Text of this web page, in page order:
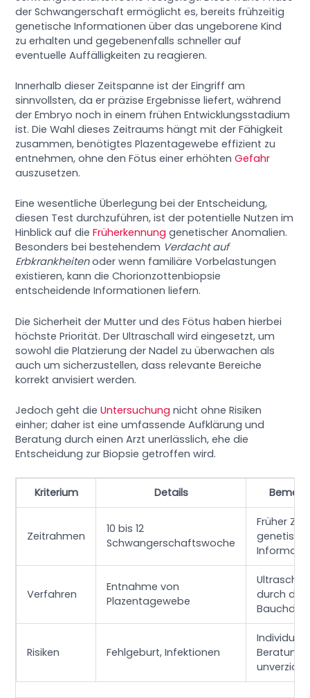
der Schwangerschaft ermöglicht es, bereits frühzeitig
genetische Informationen über das ungeborene Kind
zu erhalten und gegebenenfalls schneller auf
eventuelle Auffälligkeiten zu reagieren.
Innerhalb dieser Zeitspanne ist der Eingriff am
sinnvollsten, da er präzise Ergebnisse liefert, während
der Embryo noch in einem frühen Entwicklungsstadium
ist. Die Wahl dieses Zeitraums hängt mit der Fähigkeit
zusammen, benötigtes Plazentagewebe effizient zu
entnehmen, ohne den Fötus einer erhöhtenGefahr
auszusetzen.
Eine wesentliche Überlegung bei der Entscheidung,
diesen Test durchzuführen, ist der potentielle Nutzen im
Hinblick auf dieFrüherkennung genetischer Anomalien.
Besonders bei bestehendem Verdacht auf
Erbkrankheitenoder wenn familiäre Vorbelastungen
existieren, kann die Chorionzottenbiopsie
entscheidende Informationen liefern.
Die Sicherheit der Mutter und des Fötus haben hierbei
höchste Priorität. Der Ultraschall wird eingesetzt, um
sowohl die Platzierung der Nadel zu überwachen als
auch um sicherzustellen, dass relevante Bereiche
korrekt anvisiert werden.
Jedoch geht dieUntersuchung nicht ohne Risiken
einher; daher ist eine umfassende Aufklärung und
Beratung durch einen Arzt unerlässlich, ehe die
Entscheidung zur Biopsie getroffen wird.
Kriterium Details
Zeitrahmen
10 bis 12
Schwangerschaftswoche
Früher
Verfahren
Entnahme von
Plazentagewebe
durch die
Risiken Fehlgeburt, Infektionen
Beratung